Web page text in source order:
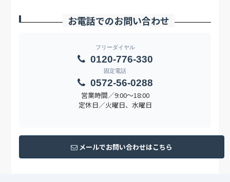
お電話でのお問い合わせ
営業時間／9:00〜18:00
定休日／火曜日、水曜日
フリーダイヤル
0120-776-330
固定電話
0572-56-0288
メールでお問い合わせはこちら